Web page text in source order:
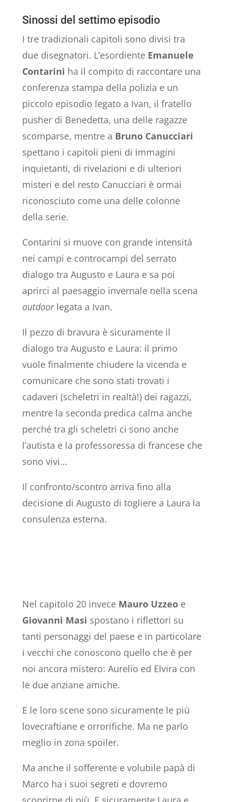
Sinossi del settimo episodio
I tre tradizionali capitoli sono divisi tra
due disegnatori. L’esordiente Emanuele
Contarini ha il compito di raccontare una
conferenza stampa della polizia e un
piccolo episodio legato a Ivan, il fratello
pusher di Benedetta, una delle ragazze
scomparse, mentre a Bruno Canucciari
spettano i capitoli pieni di immagini
inquietanti, di rivelazioni e di ulteriori
misteri e del resto Canucciari è ormai
riconosciuto come una delle colonne
della serie.
Contarini si muove con grande intensità
nei campi e controcampi del serrato
dialogo tra Augusto e Laura e sa poi
aprirci al paesaggio invernale nella scena
outdoorlegata a Ivan.
Il pezzo di bravura è sicuramente il
dialogo tra Augusto e Laura: il primo
vuole finalmente chiudere la vicenda e
comunicare che sono stati trovati i
cadaveri (scheletri in realtà!) dei ragazzi,
mentre la seconda predica calma anche
perché tra gli scheletri ci sono anche
l’autista e la professoressa di francese che
sono vivi…
Il confronto/scontro arriva fino alla
decisione di Augusto di togliere a Laura la
consulenza esterna.
Nel capitolo 20 invece Mauro Uzzeoe
Giovanni Masi spostano i riflettori su
tanti personaggi del paese e in particolare
i vecchi che conoscono quello che è per
noi ancora mistero: Aurelio ed Elvira con
le due anziane amiche.
E le loro scene sono sicuramente le più
lovecraftiane e orrorifiche. Ma ne parlo
meglio in zona spoiler.
Ma anche il sofferente e volubile papà di
Marco ha i suoi segreti e dovremo